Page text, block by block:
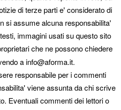
di terze parti e' considerato di
si assume alcuna responsabilita'
immagini usati su questo sito
che ne possono chiedere
a info@aforma.it.
responsabile per i commenti
viene assunta da chi scrive
Eventuali commenti dei lettori o